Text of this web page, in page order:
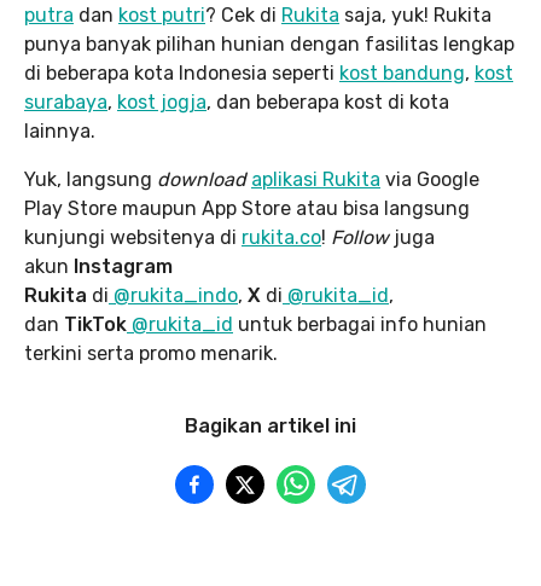
putra dan kost putri? Cek di Rukita saja, yuk! Rukita
punya banyak pilihan hunian dengan fasilitas lengkap
di beberapa kota Indonesia seperti kost bandung, kost
surabaya, kost jogja, dan beberapa kost di kota
lainnya.
Yuk, langsung download aplikasi Rukita via Google
Play Store maupun App Store atau bisa langsung
kunjungi websitenya di rukita.co! Followjuga
akun Instagram
Rukita di @rukita_indo, X di @rukita_id,
dan TikTok @rukita_id untuk berbagai info hunian
terkini serta promo menarik.
Bagikan artikel ini